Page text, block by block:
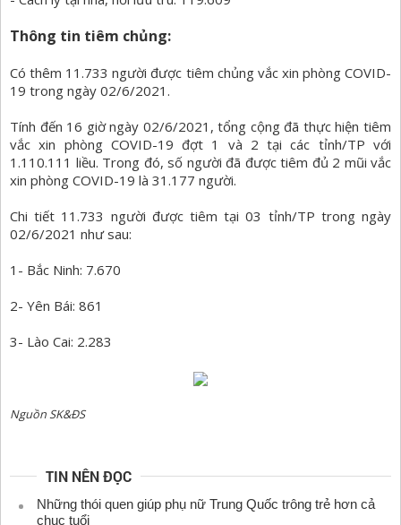
Thông tin tiêm chủng:
Có thêm 11.733 người được tiêm chủng vắc xin phòng COVID-
19 trong ngày 02/6/2021.
Tính đến 16 giờ ngày 02/6/2021, tổng cộng đã thực hiện tiêm
vắc xin phòng COVID-19 đợt 1 và 2 tại các tỉnh/TP với
1.110.111 liều. Trong đó, số người đã được tiêm đủ 2 mũi vắc
xin phòng COVID-19 là 31.177 người.
Chi tiết 11.733 người được tiêm tại 03 tỉnh/TP trong ngày
02/6/2021 như sau:
1- Bắc Ninh: 7.670
2- Yên Bái: 861
3- Lào Cai: 2.283
Nguồn SK&ĐS
TIN NÊN ĐỌC
Những thói quen giúp phụ nữ Trung Quốc trông trẻ hơn cả
chục tuổi